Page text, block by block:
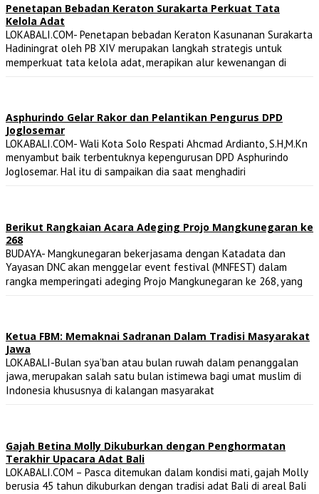
Penetapan Bebadan Keraton Surakarta Perkuat Tata
Kelola Adat
LOKABALI.COM- Penetapan bebadan Keraton Kasunanan Surakarta
Hadiningrat oleh PB XIV merupakan langkah strategis untuk
memperkuat tata kelola adat, merapikan alur kewenangan di
Asphurindo Gelar Rakor dan Pelantikan Pengurus DPD
Joglosemar
LOKABALI.COM- Wali Kota Solo Respati Ahcmad Ardianto, S.H,M.Kn
menyambut baik terbentuknya kepengurusan DPD Asphurindo
Joglosemar. Hal itu di sampaikan dia saat menghadiri
Berikut Rangkaian Acara Adeging Projo Mangkunegaran ke
268
BUDAYA- Mangkunegaran bekerjasama dengan Katadata dan
Yayasan DNC akan menggelar event festival (MNFEST) dalam
rangka memperingati adeging Projo Mangkunegaran ke 268, yang
Ketua FBM: Memaknai Sadranan Dalam Tradisi Masyarakat
Jawa
LOKABALI-Bulan sya’ban atau bulan ruwah dalam penanggalan
jawa, merupakan salah satu bulan istimewa bagi umat muslim di
Indonesia khususnya di kalangan masyarakat
Gajah Betina Molly Dikuburkan dengan Penghormatan
Terakhir Upacara Adat Bali
LOKABALI.COM – Pasca ditemukan dalam kondisi mati, gajah Molly
berusia 45 tahun dikuburkan dengan tradisi adat Bali di areal Bali